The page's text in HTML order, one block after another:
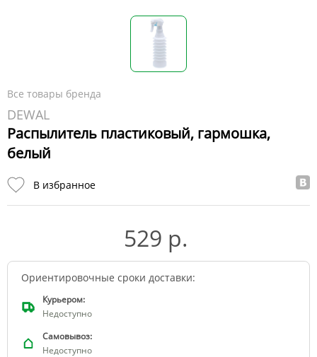
Все товары бренда
DEWAL
Распылитель пластиковый, гармошка,
белый
В избранное
529 р.
Ориентировочные сроки доставки:
Курьером:
Недоступно
Самовывоз:
Недоступно